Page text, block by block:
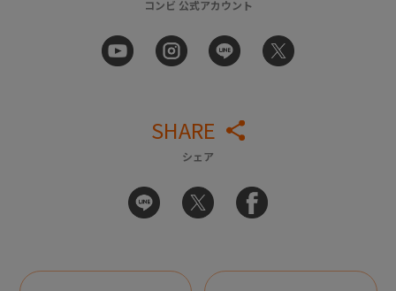
コンビ 公式アカウント
SHARE
シェア